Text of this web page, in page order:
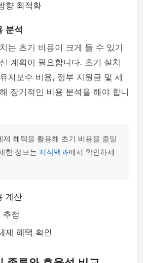
향 최적화
분석
는 초기 비용이 크게 들 수 있기
계획이 필요합니다. 초기 설치
지보수 비용, 정부 지원금 및 세
장기적인 비용 분석을 해야 합니
제 혜택을 활용해 초기 비용을 줄일
한 정보는 지식백과에서 확인하세
계산
추정
제 혜택 확인